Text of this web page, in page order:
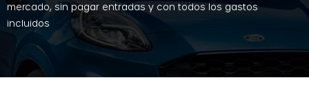
mercado, sin pagar entradas y con todos los gastos
incluidos